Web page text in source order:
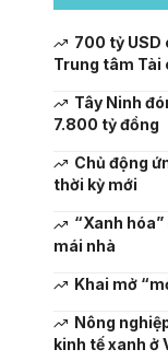
700 tỷ USD
Trung tâm Tài
Tây Ninh
7.800 tỷ đồng
Chủ động
thời kỳ mới
“Xanh
mái nhà
Khai mở
Nông
kinh tế xanh ở